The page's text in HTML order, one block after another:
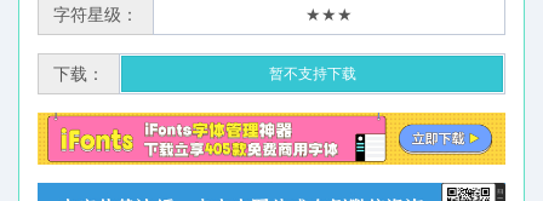
字符星级： ★★★
下载： 暂不支持下载